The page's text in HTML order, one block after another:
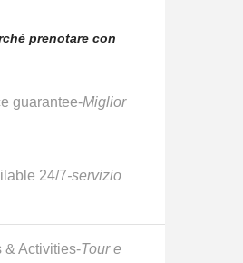
prenotare con
guarantee-Miglior
24/7-servizio
& Activities-Tour e